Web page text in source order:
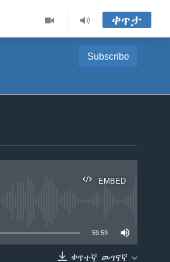
ቀጥታ
Subscribe
EMBED
59:59
ቀጥተኛ መገናኛ